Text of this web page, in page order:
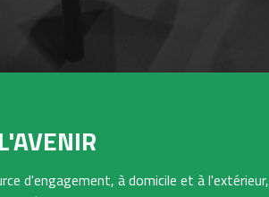
d'engagement, à domicile et à l'extérieur,